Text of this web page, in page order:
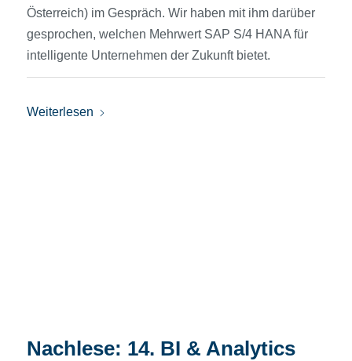
Österreich) im Gespräch. Wir haben mit ihm darüber
gesprochen, welchen Mehrwert SAP S/4 HANA für
intelligente Unternehmen der Zukunft bietet.
Weiterlesen
Nachlese: 14. BI & Analytics